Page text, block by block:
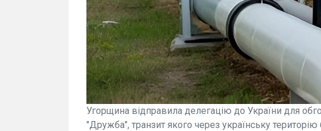
Угорщина відправила делегацію до України для
"Дружба", транзит якого через українську територію